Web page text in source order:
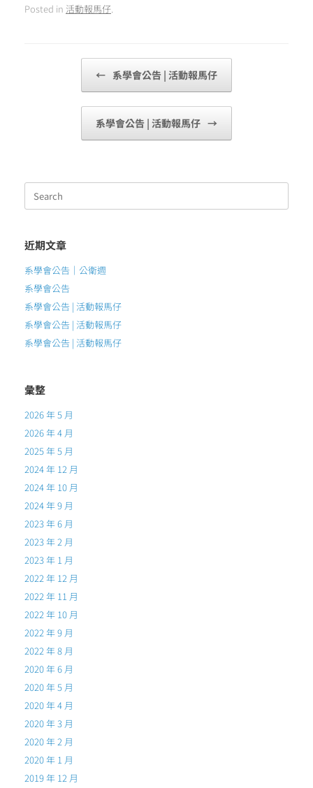
Posted in 活動報馬仔
← 系學會公告 | 活動報馬仔
系學會公告 | 活動報馬仔 →
Search
for:
近期文章
系學會公告｜公衛週
系學會公告
系學會公告 | 活動報馬仔
系學會公告 | 活動報馬仔
系學會公告 | 活動報馬仔
彙整
2026 年 5 月
2026 年 4 月
2025 年 5 月
2024 年 12 月
2024 年 10 月
2024 年 9 月
2023 年 6 月
2023 年 2 月
2023 年 1 月
2022 年 12 月
2022 年 11 月
2022 年 10 月
2022 年 9 月
2022 年 8 月
2020 年 6 月
2020 年 5 月
2020 年 4 月
2020 年 3 月
2020 年 2 月
2020 年 1 月
2019 年 12 月